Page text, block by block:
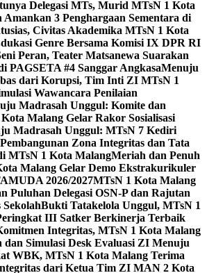
Delegasi MTs, Murid MTsN 1 Kota
3 Penghargaan Sementara di
Civitas Akademika MTsN 1 Kota
Genre Bersama Komisi IX DPR RI
Peran, Teater Matsanewa Suarakan
PAGSETA #4 Sanggar AngkasaMenuju
dari Korupsi, Tim Inti ZI MTsN 1
Wawancara Penilaian
Madrasah Unggul: Komite dan
Malang Gelar Rakor Sosialisasi
Madrasah Unggul: MTsN 7 Kediri
Zona Integritas dan Tata
MTsN 1 Kota MalangMeriah dan Penuh
Malang Gelar Demo Ekstrakurikuler
2026/2027MTsN 1 Kota Malang
Puluhan Delegasi OSN-P dan Rajutan
Bukti Tatakelola Unggul, MTsN 1
III Satker Berkinerja Terbaik
Integritas, MTsN 1 Kota Malang
dan Simulasi Desk Evaluasi ZI Menuju
WBK, MTsN 1 Kota Malang Terima
dari Ketua Tim ZI MAN 2 Kota